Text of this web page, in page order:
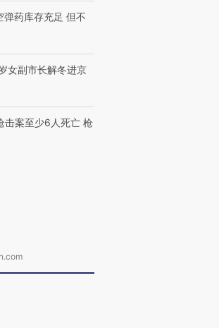
弹药库存充足 但不
女副市长解冬进京
击案至少6人死亡 枪